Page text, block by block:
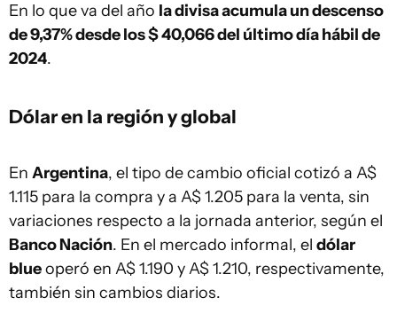
En lo que va del año la divisa acumula un descenso
de 9,37% desde los $ 40,066 del último día hábil de
2024.
Dólar en la región y global
En Argentina, el tipo de cambio oficial cotizó a A$
1.115 para la compra y a A$ 1.205 para la venta, sin
variaciones respecto a la jornada anterior, según el
Banco Nación. En el mercado informal, el dólar
blueoperó en A$ 1.190 y A$ 1.210, respectivamente,
también sin cambios diarios.